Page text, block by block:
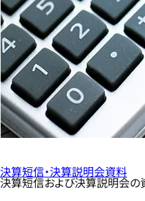
決算短信・決算説明会資料
決算短信および決算説明会の